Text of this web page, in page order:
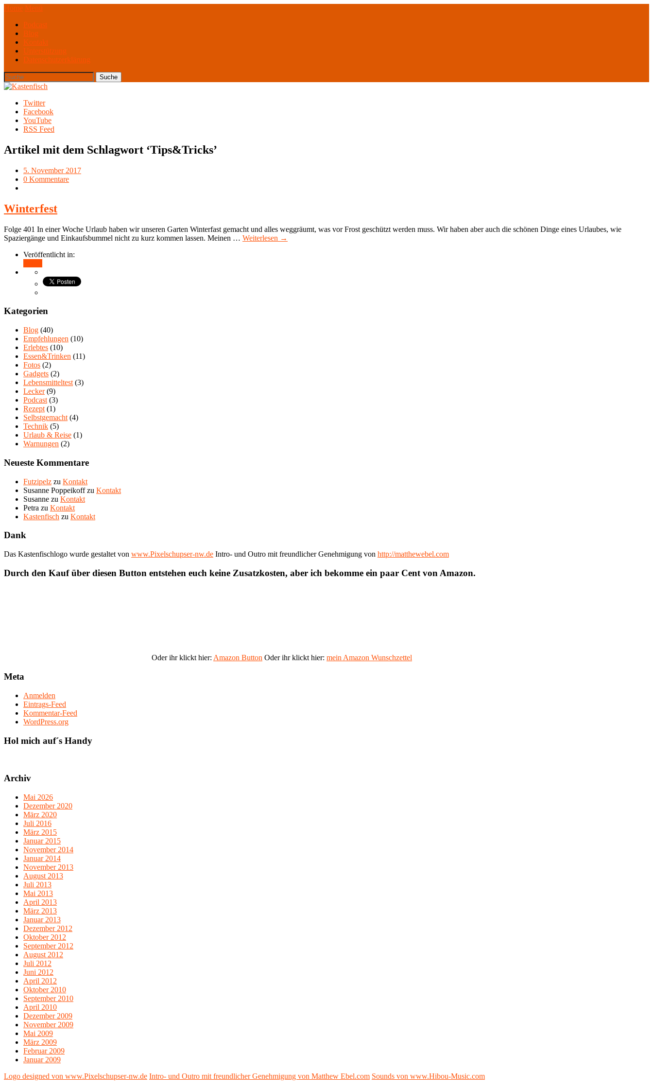
Home Menü
Podcast
Blog
Kontakt
Unterstützung
Datenschutzerklärung
Twitter
Facebook
YouTube
RSS Feed
Artikel mit dem Schlagwort ‘Tips&Tricks’
5. November 2017
0 Kommentare
Winterfest
Folge 401 In einer Woche Urlaub haben wir unseren Garten Winterfast gemacht und alles weggräumt, was vor Frost geschützt werden muss. Wir haben aber auch die schönen Dinge eines Urlaubes, wie
Spaziergänge und Einkaufsbummel nicht zu kurz kommen lassen. Meinen … Weiterlesen →
Veröffentlicht in:
Kategorien
Blog (40)
Empfehlungen (10)
Erlebtes (10)
Essen&Trinken (11)
Fotos (2)
Gadgets (2)
Lebensmitteltest (3)
Lecker(9)
Podcast (3)
Rezept (1)
Selbstgemacht (4)
Technik (5)
Urlaub & Reise (1)
Warnungen (2)
Neueste Kommentare
Futzipelz zu Kontakt
Susanne Poppeikoffzu Kontakt
Susanne zu Kontakt
Petra zu Kontakt
Kastenfisch zu Kontakt
Dank
Das Kastenfischlogo wurde gestaltet von www.Pixelschupser-nw.de Intro- und Outro mit freundlicher Genehmigung von http://matthewebel.com
Durch den Kauf über diesen Button entstehen euch keine Zusatzkosten, aber ich bekomme ein paar Cent von Amazon.
Oder ihr klickt hier: Amazon Button Oder ihr klickt hier: mein Amazon Wunschzettel
Meta
Anmelden
Eintrags-Feed
Kommentar-Feed
WordPress.org
Hol mich auf´s Handy
Archiv
Mai 2026
Dezember 2020
März 2020
Juli 2016
März 2015
Januar 2015
November 2014
Januar 2014
November 2013
August 2013
Juli 2013
Mai 2013
April 2013
März 2013
Januar 2013
Dezember 2012
Oktober 2012
September 2012
August 2012
Juli 2012
Juni 2012
April 2012
Oktober 2010
September 2010
April 2010
Dezember 2009
November 2009
Mai 2009
März 2009
Februar 2009
Januar 2009
Logo designed von www.Pixelschupser-nw.de Intro- und Outro mit freundlicher Genehmigung von Matthew Ebel.com Sounds von www.Hibou-Music.com